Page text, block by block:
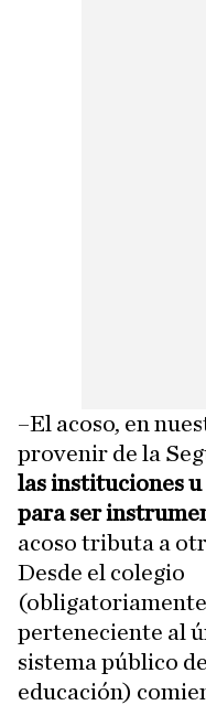
–El acoso, en
provenir de la
las instituciones
para ser
acoso tributa a
Desde el colegio
(obligatoriamente
perteneciente al
sistema público de
educación)